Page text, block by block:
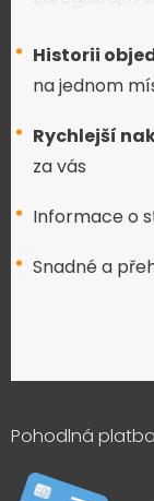
Historii
na jednom
Rychlejší
za vás
Informace o
Snadné a
Pohodlná